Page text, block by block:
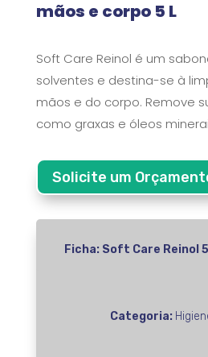
mãos e corpo 5 L
Soft Care Reinol é um
solventes e destina-se à
mãos e do corpo. Remove
como graxas e óleos
Solicite um
Ficha: Soft Care Reinol
Categoria: